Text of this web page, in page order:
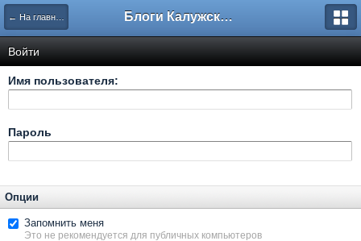
← На главную Блоги Калужского перекрестка
Войти
Имя пользователя:
Пароль
Опции
Запомнить меня
Это не рекомендуется для публичных компьютеров